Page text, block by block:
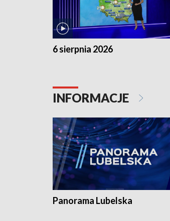
6 sierpnia 2026
INFORMACJE
Panorama Lubelska